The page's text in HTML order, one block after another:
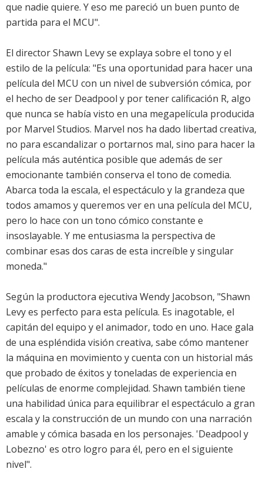
que nadie quiere. Y eso me pareció un buen punto de
partida para el MCU".
El director Shawn Levy se explaya sobre el tono y el
estilo de la película: "Es una oportunidad para hacer una
película del MCU con un nivel de subversión cómica, por
el hecho de ser Deadpool y por tener calificación R, algo
que nunca se había visto en una megapelícula producida
por Marvel Studios. Marvel nos ha dado libertad creativa,
no para escandalizar o portarnos mal, sino para hacer la
película más auténtica posible que además de ser
emocionante también conserva el tono de comedia.
Abarca toda la escala, el espectáculo y la grandeza que
todos amamos y queremos ver en una película del MCU,
pero lo hace con un tono cómico constante e
insoslayable. Y me entusiasma la perspectiva de
combinar esas dos caras de esta increíble y singular
moneda."
Según la productora ejecutiva Wendy Jacobson, "Shawn
Levy es perfecto para esta película. Es inagotable, el
capitán del equipo y el animador, todo en uno. Hace gala
de una espléndida visión creativa, sabe cómo mantener
la máquina en movimiento y cuenta con un historial más
que probado de éxitos y toneladas de experiencia en
películas de enorme complejidad. Shawn también tiene
una habilidad única para equilibrar el espectáculo a gran
escala y la construcción de un mundo con una narración
amable y cómica basada en los personajes. 'Deadpool y
Lobezno' es otro logro para él, pero en el siguiente
nivel".